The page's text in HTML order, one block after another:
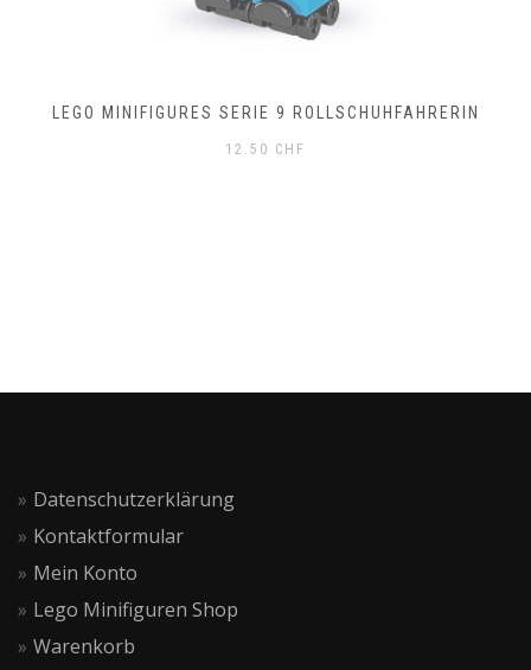
LEGO MINIFIGURES SERIE 9 ROLLSCHUHFAHRERIN
12.50 CHF
Datenschutzerklärung
Kontaktformular
Mein Konto
Lego Minifiguren Shop
Warenkorb